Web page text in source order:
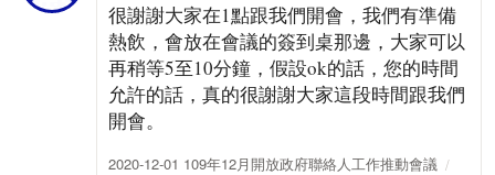
很謝謝大家在1點跟我們開會，我們有準備
熱飲，會放在會議的簽到桌那邊，大家可以
再稍等5至10分鐘，假設ok的話，您的時間
允許的話，真的很謝謝大家這段時間跟我們
開會。
2020-12-01 109年12月開放政府聯絡人工作推動會議